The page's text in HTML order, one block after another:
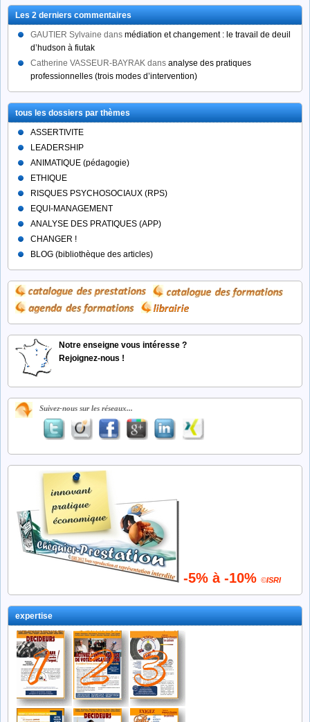
articles
par
catégorie
Les 2 derniers commentaires
GAUTIER Sylvaine dans médiation et changement : le travail de deuil
d’hudson à fiutak
Catherine VASSEUR-BAYRAK dans analyse des pratiques
professionnelles (trois modes d’intervention)
tous les dossiers par thèmes
ASSERTIVITE
LEADERSHIP
ANIMATIQUE (pédagogie)
ETHIQUE
RISQUES PSYCHOSOCIAUX (RPS)
EQUI-MANAGEMENT
ANALYSE DES PRATIQUES (APP)
CHANGER !
BLOG (bibliothèque des articles)
Notre enseigne vous intéresse ?
Rejoignez-nous !
Suivez-nous sur les réseaux...
-5% à -10% ©ISRI
expertise